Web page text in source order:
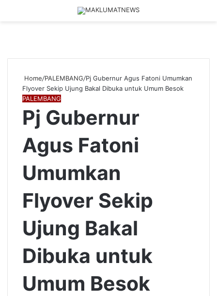
Home/PALEMBANG/Pj Gubernur Agus Fatoni Umumkan
Flyover Sekip Ujung Bakal Dibuka untuk Umum Besok
PALEMBANG
Pj Gubernur
Agus Fatoni
Umumkan
Flyover Sekip
Ujung Bakal
Dibuka untuk
Umum Besok